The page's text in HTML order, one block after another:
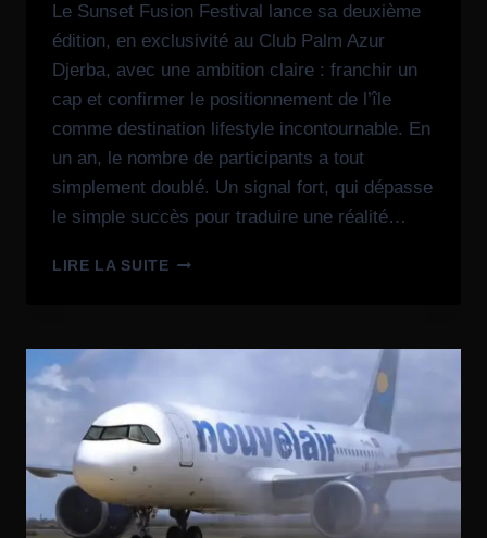
Le Sunset Fusion Festival lance sa deuxième
édition, en exclusivité au Club Palm Azur
Djerba, avec une ambition claire : franchir un
cap et confirmer le positionnement de l’île
comme destination lifestyle incontournable. En
un an, le nombre de participants a tout
simplement doublé. Un signal fort, qui dépasse
le simple succès pour traduire une réalité…
LIRE LA SUITE